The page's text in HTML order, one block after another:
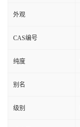
外观
CAS编号
纯度
别名
级别